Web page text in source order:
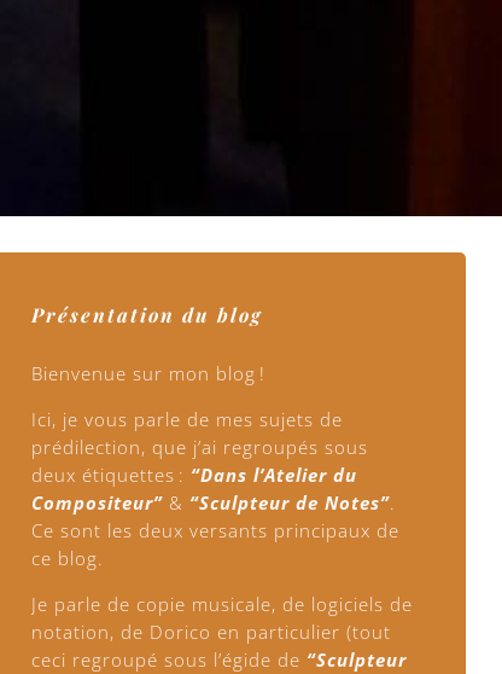
Présentation du blog
Bienvenue sur mon blog !
Ici, je vous parle de mes sujets de
prédilection, que j’ai regroupés sous
deux étiquettes : “Dans l’Atelier du
Compositeur” & “Sculpteur de Notes”.
Ce sont les deux versants principaux de
ce blog.
Je parle de copie musicale, de logiciels de
notation, de Dorico en particulier (tout
ceci regroupé sous l’égide de “Sculpteur